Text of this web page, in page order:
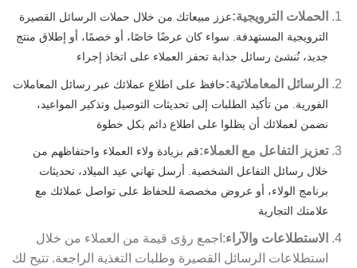
الحملات الترويجية:عزز مبيعاتك من خلال حملات الرسائل القصيرة
الترويجية المستهدفة. سواء كان عرضًا خاصًا، أو خصمًا، أو إطلاق منتج
جديد، نُنشئ رسائل جذابة تحفز العملاء على اتخاذ إجراء
الرسائل المعاملاتية:حافظ على اطلاع عملائك عبر رسائل المعاملات
الفورية. من تأكيد الطلبات إلى تحديثات التوصيل وتذكير المواعيد،
نضمن لعملائك أن يظلوا على اطلاع دائم بكل خطوة
تعزيز التفاعل مع العملاء:قم بزيادة ولاء العملاء واحتفاظهم من
خلال رسائل التفاعل الشخصية. أرسل تهاني عيد الميلاد، تحديثات
برنامج الولاء، أو عروض مخصصة للحفاظ على تواصل عملائك مع
علامتك التجارية
الاستطلاعات والآراء:اجمع رؤى قيمة من العملاء من خلال
استطلاعات الرسائل القصيرة وطلبات التغذية الراجعة. تتيح لك